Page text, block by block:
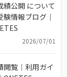
績公開 について
験情報ブログ｜
2026/07/01
閲覧｜利用ガイ